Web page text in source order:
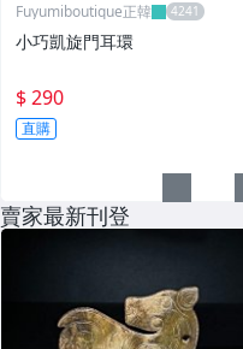
Fuyumiboutique正韓
小巧凱旋門耳環
$ 290
直購
賣家最新刊登